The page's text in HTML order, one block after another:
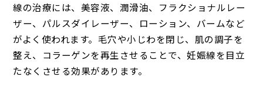
線の治療には、美容液、潤滑油、フラクショナルレー
ザー、パルスダイレーザー、ローション、バームなど
がよく使われます。毛穴や小じわを閉じ、肌の調子を
整え、コラーゲンを再生させることで、妊娠線を目立
たなくさせる効果があります。